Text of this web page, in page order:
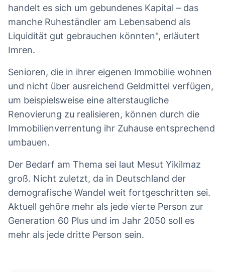
handelt es sich um gebundenes Kapital – das
manche Ruheständler am Lebensabend als
Liquidität gut gebrauchen könnten", erläutert
Imren.
Senioren, die in ihrer eigenen Immobilie wohnen
und nicht über ausreichend Geldmittel verfügen,
um beispielsweise eine alterstaugliche
Renovierung zu realisieren, können durch die
Immobilienverrentung ihr Zuhause entsprechend
umbauen.
Der Bedarf am Thema sei laut Mesut Yikilmaz
groß. Nicht zuletzt, da in Deutschland der
demografische Wandel weit fortgeschritten sei.
Aktuell gehöre mehr als jede vierte Person zur
Generation 60 Plus und im Jahr 2050 soll es
mehr als jede dritte Person sein.